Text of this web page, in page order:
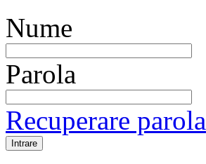
Nume
Parola
Recuperare parola